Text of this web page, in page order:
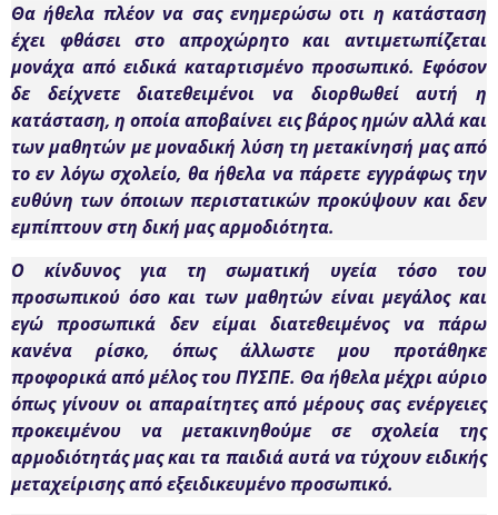
Θα ήθελα πλέον να σας ενημερώσω οτι η κατάσταση
έχει φθάσει στο απροχώρητο και αντιμετωπίζεται
μονάχα από ειδικά καταρτισμένο προσωπικό. Εφόσον
δε δείχνετε διατεθειμένοι να διορθωθεί αυτή η
κατάσταση, η οποία αποβαίνει εις βάρος ημών αλλά και
των μαθητών με μοναδική λύση τη μετακίνησή μας από
το εν λόγω σχολείο, θα ήθελα να πάρετε εγγράφως την
ευθύνη των όποιων περιστατικών προκύψουν και δεν
εμπίπτουν στη δική μας αρμοδιότητα.
Ο κίνδυνος για τη σωματική υγεία τόσο του
προσωπικού όσο και των μαθητών είναι μεγάλος και
εγώ προσωπικά δεν είμαι διατεθειμένος να πάρω
κανένα ρίσκο, όπως άλλωστε μου προτάθηκε
προφορικά από μέλος του ΠΥΣΠΕ. Θα ήθελα μέχρι αύριο
όπως γίνουν οι απαραίτητες από μέρους σας ενέργειες
προκειμένου να μετακινηθούμε σε σχολεία της
αρμοδιότητάς μας και τα παιδιά αυτά να τύχουν ειδικής
μεταχείρισης από εξειδικευμένο προσωπικό.